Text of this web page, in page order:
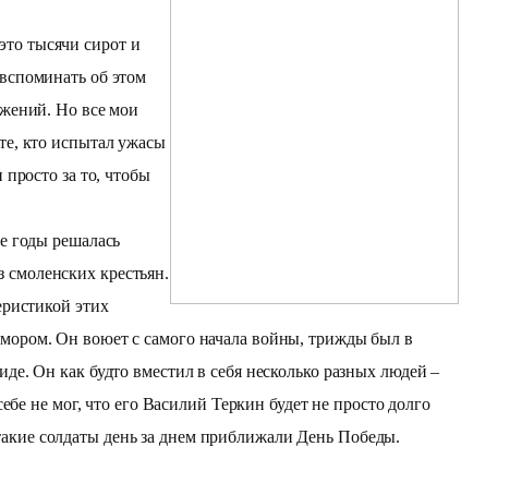
тысячи сирот и
об этом
Но все мои
кто испытал ужасы
за то, чтобы
годы решалась
крестьян.
этих
Он воюет с самого начала войны, трижды был в
Он как будто вместил в себя несколько разных людей –
не мог, что его Василий Теркин будет не просто долго
солдаты день за днем приближали День Победы.